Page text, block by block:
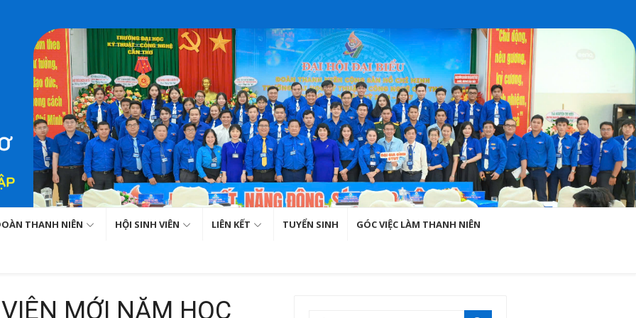
THANH NIÊN HỘI SINH VIÊN LIÊN KẾT TUYỂN SINH GÓC VIỆC LÀM THANH NIÊN
MỚI NĂM HỌC